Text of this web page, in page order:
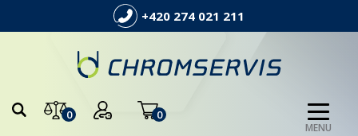
+420 274 021 211
0 0
MENU